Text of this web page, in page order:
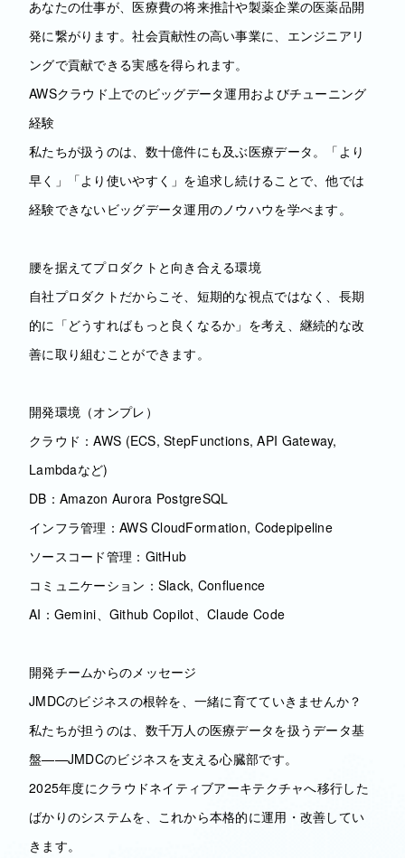
あなたの仕事が、医療費の将来推計や製薬企業の医薬品開
発に繋がります。社会貢献性の高い事業に、エンジニアリ
ングで貢献できる実感を得られます。
AWSクラウド上でのビッグデータ運用およびチューニング
経験
私たちが扱うのは、数十億件にも及ぶ医療データ。「より
早く」「より使いやすく」を追求し続けることで、他では
経験できないビッグデータ運用のノウハウを学べます。
腰を据えてプロダクトと向き合える環境
自社プロダクトだからこそ、短期的な視点ではなく、長期
的に「どうすればもっと良くなるか」を考え、継続的な改
善に取り組むことができます。
開発環境（オンプレ）
クラウド：AWS (ECS, StepFunctions, API Gateway,
Lambdaなど)
DB：Amazon Aurora PostgreSQL
インフラ管理：AWS CloudFormation, Codepipeline
ソースコード管理：GitHub
コミュニケーション：Slack, Confluence
AI：Gemini、Github Copilot、Claude Code
開発チームからのメッセージ
JMDCのビジネスの根幹を、一緒に育てていきませんか？
私たちが担うのは、数千万人の医療データを扱うデータ基
盤——JMDCのビジネスを支える心臓部です。
2025年度にクラウドネイティブアーキテクチャへ移行した
ばかりのシステムを、これから本格的に運用・改善してい
きます。